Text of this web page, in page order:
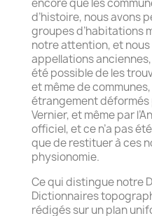
encore que les
d’histoire, nous avons
groupes d’habitations
notre attention, et
appellations
été possible de les
et même de
étrangement déformés
Vernier, et même par
officiel, et ce n’a pas
que de restituer à ces
physionomie.
Ce qui distingue notre
Dictionnaires
rédigés sur un plan